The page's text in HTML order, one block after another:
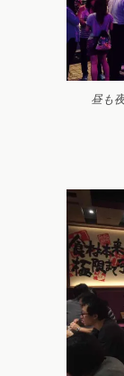
昼も